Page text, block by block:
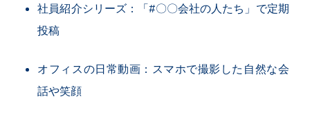
社員紹介シリーズ：「#〇〇会社の人たち」で定期
投稿
オフィスの日常動画：スマホで撮影した自然な会
話や笑顔